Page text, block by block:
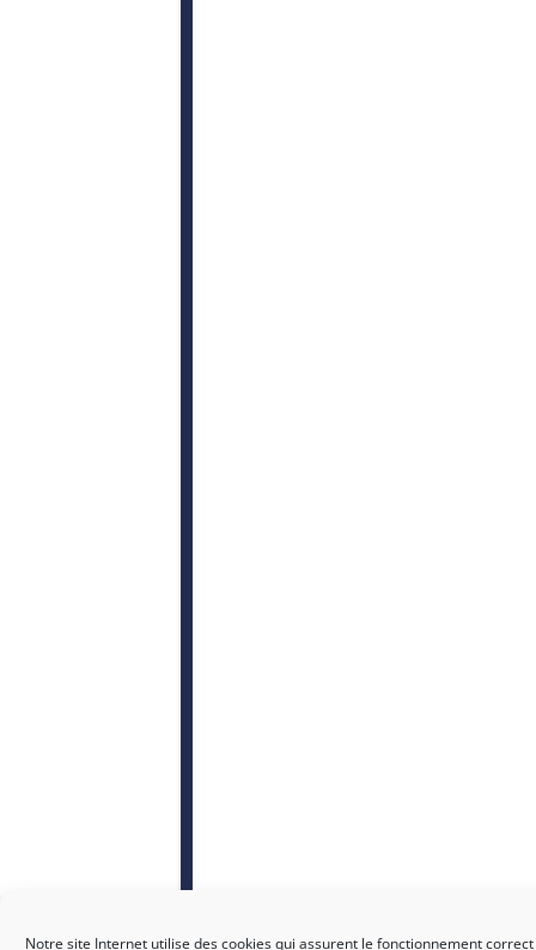
Notre site Internet utilise des cookies qui assurent le fonctionnement